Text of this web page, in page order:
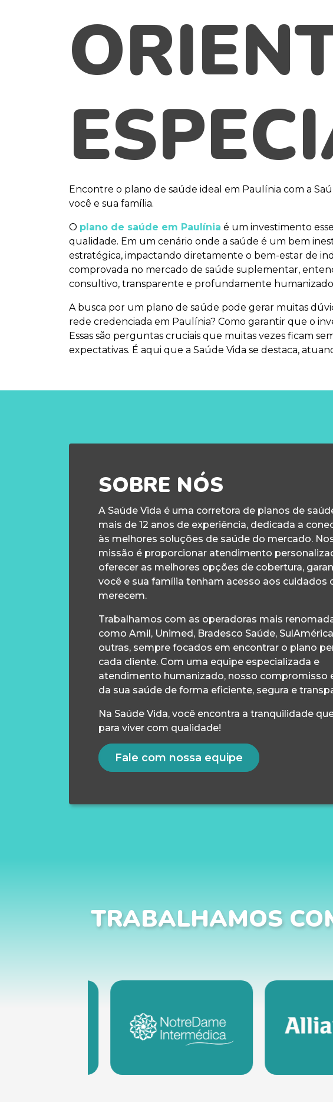
Encontre o plano de saúde ideal em Paulínia com a
você e sua família.
O plano de saúde em Paulínia é um investimento
qualidade. Em um cenário onde a saúde é um bem
estratégica, impactando diretamente o bem-estar de
comprovada no mercado de saúde suplementar,
consultivo, transparente e profundamente
A busca por um plano de saúde pode gerar muitas
rede credenciada em Paulínia? Como garantir que o
Essas são perguntas cruciais que muitas vezes ficam
expectativas. É aqui que a Saúde Vida se destaca,
SOBRE NÓS
A Saúde Vida é uma corretora de planos de
mais de 12 anos de experiência, dedicada a
às melhores soluções de saúde do mercado.
missão é proporcionar atendimento
oferecer as melhores opções de cobertura,
você e sua família tenham acesso aos cuidados
merecem.
Trabalhamos com as operadoras mais
como Amil, Unimed, Bradesco Saúde,
outras, sempre focados em encontrar o plano
cada cliente. Com uma equipe especializada e
atendimento humanizado, nosso compromisso
da sua saúde de forma eficiente, segura e
Na Saúde Vida, você encontra a tranquilidade
para viver com qualidade!
Fale com nossa equipe
TRABALHAMOS